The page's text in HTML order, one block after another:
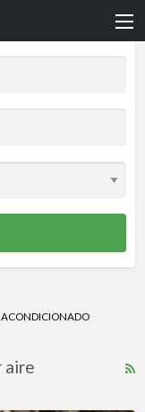
ACONDICIONADO
aire